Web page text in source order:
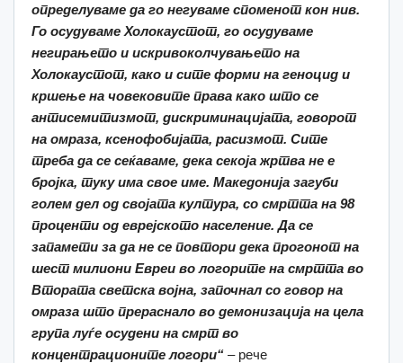
определуваме да го негуваме споменот кон нив.
Го осудуваме Холокаустот, го осудуваме
негирањето и искривоколчувањето на
Холокаустот, како и сите форми на геноцид и
кршење на човековите права како што се
антисемитизмот, дискриминацијата, говорот
на омраза, ксенофобијата, расизмот. Сите
треба да се сеќаваме, дека секоја жртва не е
бројка, туку има свое име. Македонија загуби
голем дел од својата култура, со смртта на 98
проценти од еврејското население. Да се
запамети за да не се повтори дека прогонот на
шест милиони Евреи во логорите на смртта во
Втората светска војна, започнал со говор на
омраза што прераснало во демонизација на цела
група луѓе осудени на смрт во
концентрационите логори“ – рече